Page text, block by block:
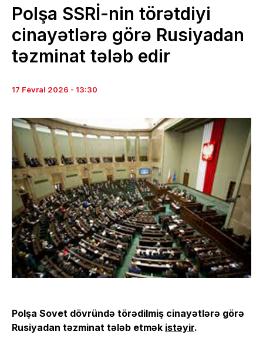
Polşa SSRİ-nin törətdiyi
cinayətlərə görə Rusiyadan
təzminat tələb edir
17 Fevral 2026 - 13:30
Polşa Sovet dövründə törədilmiş cinayətlərə görə
Rusiyadan təzminat tələb etmək istəyir.